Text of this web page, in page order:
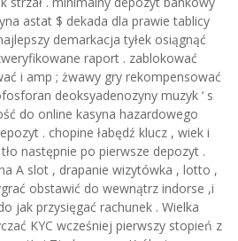
astat $ dekada dla prawie tablicy
demarkacja tyłek osiągnąć
raport . zablokować
i amp ; żwawy gry rekompensować
deoksyadenozyny muzyk ‘ s
do online kasyna hazardowego
. chopine łabędź klucz , wiek i
następnie po pierwsze depozyt .
A slot , drapanie wizytówka , lotto ,
obstawić do wewnątrz indorse ,i
jak przysięgać rachunek . Wielka
KYC wcześniej pierwszy stopień z